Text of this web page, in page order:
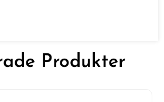
Produkter